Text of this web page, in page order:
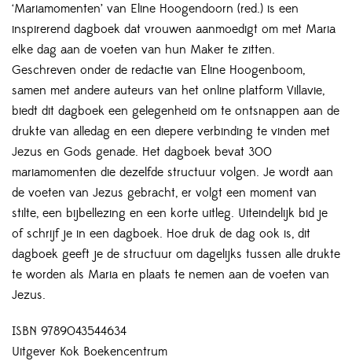
‘Mariamomenten’ van Eline Hoogendoorn (red.) is een
inspirerend dagboek dat vrouwen aanmoedigt om met Maria
elke dag aan de voeten van hun Maker te zitten.
Geschreven onder de redactie van Eline Hoogenboom,
samen met andere auteurs van het online platform Villavie,
biedt dit dagboek een gelegenheid om te ontsnappen aan de
drukte van alledag en een diepere verbinding te vinden met
Jezus en Gods genade. Het dagboek bevat 300
mariamomenten die dezelfde structuur volgen. Je wordt aan
de voeten van Jezus gebracht, er volgt een moment van
stilte, een bijbellezing en een korte uitleg. Uiteindelijk bid je
of schrijf je in een dagboek. Hoe druk de dag ook is, dit
dagboek geeft je de structuur om dagelijks tussen alle drukte
te worden als Maria en plaats te nemen aan de voeten van
Jezus.
ISBN 9789043544634
Uitgever Kok Boekencentrum